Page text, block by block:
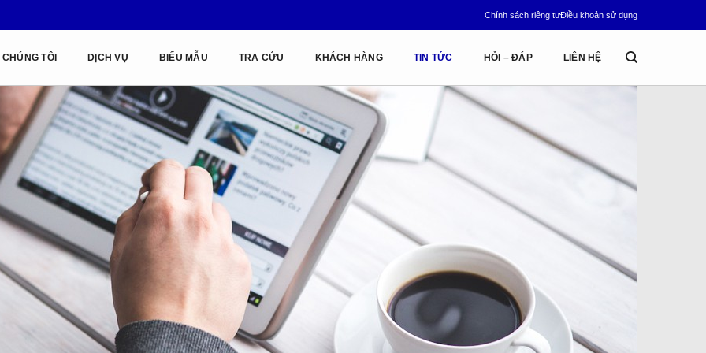
Chính sách riêng tưĐiều khoản sử dụng
CHÚNG TÔI DỊCH VỤ BIỂU MẪU TRA CỨU KHÁCH HÀNG TIN TỨC HỎI – ĐÁP LIÊN HỆ